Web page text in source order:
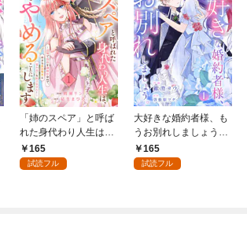
「姉のスペア」と呼ば
れた身代わり人生は、
今日でやめることにし
ます～辺境で自由を満
165
試読フル
大好きな婚約者様、も
うお別れしましょう。
１165
試読フル